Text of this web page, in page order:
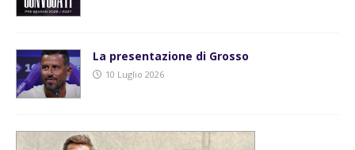
La presentazione di Grosso
10 Luglio 2026